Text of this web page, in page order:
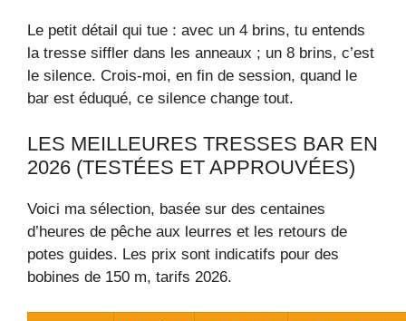
Le petit détail qui tue : avec un 4 brins, tu entends
la tresse siffler dans les anneaux ; un 8 brins, c’est
le silence. Crois-moi, en fin de session, quand le
bar est éduqué, ce silence change tout.
LES MEILLEURES TRESSES BAR EN
2026 (TESTÉES ET APPROUVÉES)
Voici ma sélection, basée sur des centaines
d’heures de pêche aux leurres et les retours de
potes guides. Les prix sont indicatifs pour des
bobines de 150 m, tarifs 2026.